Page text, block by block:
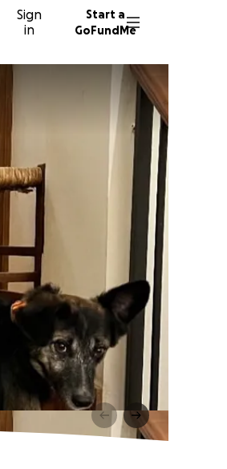
Sign
in
Start a
GoFundMe